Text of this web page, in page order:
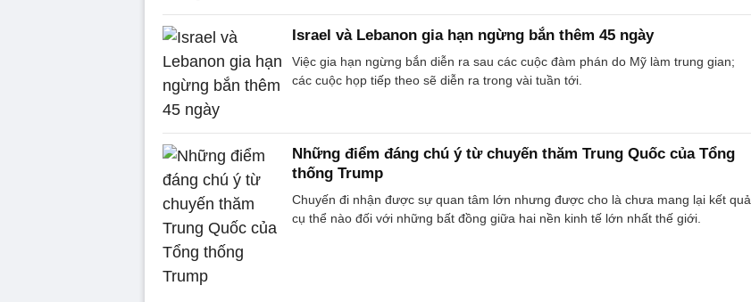
Israel và Lebanon gia hạn ngừng bắn thêm 45 ngày
Việc gia hạn ngừng bắn diễn ra sau các cuộc đàm phán do Mỹ làm trung gian;
các cuộc họp tiếp theo sẽ diễn ra trong vài tuần tới.
Những điểm đáng chú ý từ chuyến thăm Trung Quốc của Tổng
thống Trump
Chuyến đi nhận được sự quan tâm lớn nhưng được cho là chưa mang lại kết quả
cụ thể nào đối với những bất đồng giữa hai nền kinh tế lớn nhất thế giới.